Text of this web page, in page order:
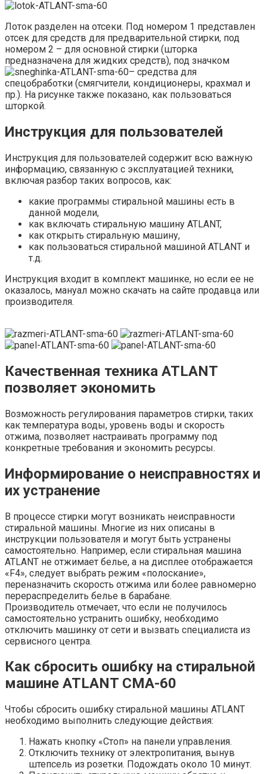
Лоток разделен на отсеки. Под номером 1 представлен
отсек для средств для предварительной стирки, под
номером 2 – для основной стирки (шторка
предназначена для жидких средств), под значком
– средства для
спецобработки (смягчители, кондиционеры, крахмал и
пр.). На рисунке также показано, как пользоваться
шторкой.
Инструкция для пользователей
Инструкция для пользователей содержит всю важную
информацию, связанную с эксплуатацией техники,
включая разбор таких вопросов, как:
какие программы стиральной машины есть в
данной модели,
как включать стиральную машину ATLANT,
как открыть стиральную машину,
как пользоваться стиральной машиной ATLANT и
т.д.
Инструкция входит в комплект машинке, но если ее не
оказалось, мануал можно скачать на сайте продавца или
производителя.
Качественная техника ATLANT
позволяет экономить
Возможность регулирования параметров стирки, таких
как температура воды, уровень воды и скорость
отжима, позволяет настраивать программу под
конкретные требования и экономить ресурсы.
Информирование о неисправностях и
их устранение
В процессе стирки могут возникать неисправности
стиральной машины. Многие из них описаны в
инструкции пользователя и могут быть устранены
самостоятельно. Например, если стиральная машина
ATLANT не отжимает белье, а на дисплее отображается
«F4», следует выбрать режим «полоскание»,
переназначить скорость отжима или более равномерно
перераспределить белье в барабане.
Производитель отмечает, что если не получилось
самостоятельно устранить ошибку, необходимо
отключить машинку от сети и вызвать специалиста из
сервисного центра.
Как сбросить ошибку на стиральной
машине ATLANT СМА-60
Чтобы сбросить ошибку стиральной машины ATLANT
необходимо выполнить следующие действия:
Нажать кнопку «Стоп» на панели управления.
Отключить технику от электропитания, вынув
штепсель из розетки. Подождать около 10 минут.